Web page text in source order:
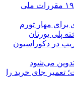
تمدید اجرای همزمان دو ویرایش مبحث ۱۹ مقررات ملی
برای مهار تورم
پلی یورتان
در دکوراسیون
می‌شود
تعمیر جای خرید را